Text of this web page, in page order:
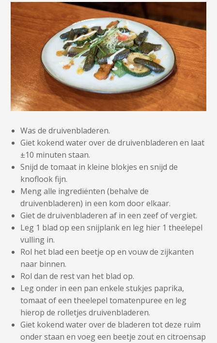
Was de druivenbladeren.
Giet kokend water over de druivenbladeren en laat
±10 minuten staan.
Snijd de tomaat in kleine blokjes en snijd de
knoflook fijn.
Meng alle ingrediënten (behalve de
druivenbladeren) in een kom door elkaar.
Giet de druivenbladeren af in een zeef of vergiet.
Leg 1 blad op een snijplank en leg hier 1 theelepel
vulling in.
Rol het blad een beetje op en vouw de zijkanten
naar binnen.
Rol dan de rest van het blad op.
Leg onder in een pan enkele stukjes paprika,
tomaat of een theelepel tomatenpuree en leg
hierop de rolletjes druivenbladeren.
Giet kokend water over de bladeren tot deze ruim
onder staan en voeg een beetje zout en citroensap